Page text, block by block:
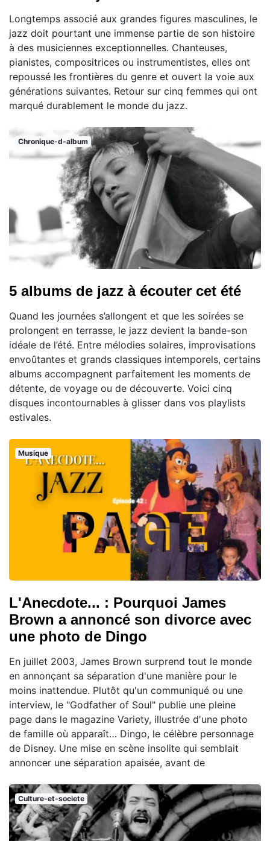
Longtemps associé aux grandes figures masculines, le
jazz doit pourtant une immense partie de son histoire
à des musiciennes exceptionnelles. Chanteuses,
pianistes, compositrices ou instrumentistes, elles ont
repoussé les frontières du genre et ouvert la voie aux
générations suivantes. Retour sur cinq femmes qui ont
marqué durablement le monde du jazz.
Chronique-d-album
5 albums de jazz à écouter cet été
Quand les journées s’allongent et que les soirées se
prolongent en terrasse, le jazz devient la bande-son
idéale de l’été. Entre mélodies solaires, improvisations
envoûtantes et grands classiques intemporels, certains
albums accompagnent parfaitement les moments de
détente, de voyage ou de découverte. Voici cinq
disques incontournables à glisser dans vos playlists
estivales.
Musique
L'Anecdote... : Pourquoi James
Brown a annoncé son divorce avec
une photo de Dingo
En juillet 2003, James Brown surprend tout le monde
en annonçant sa séparation d'une manière pour le
moins inattendue. Plutôt qu'un communiqué ou une
interview, le "Godfather of Soul" publie une pleine
page dans le magazine Variety, illustrée d'une photo
de famille où apparaît… Dingo, le célèbre personnage
de Disney. Une mise en scène insolite qui semblait
annoncer une séparation apaisée, avant de
Culture-et-societe